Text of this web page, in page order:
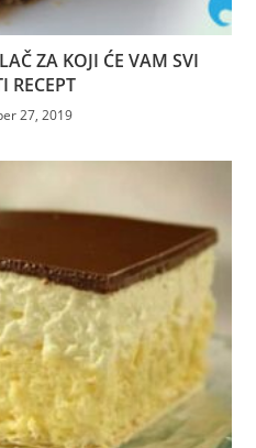
ZA KOJI ĆE VAM SVI
RECEPT
27, 2019